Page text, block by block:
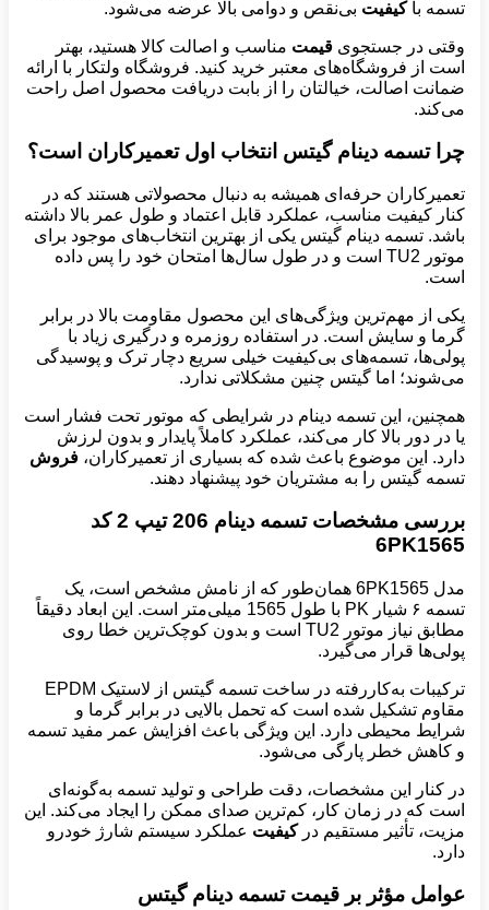
تسمه باکیفیت بی‌نقص و دوامی بالا عرضه می‌شود.
وقتی در جستجوی قیمت مناسب و اصالت کالا هستید، بهتر
است از فروشگاه‌های معتبر خرید کنید. فروشگاه ولتکار با ارائه
ضمانت اصالت، خیالتان را از بابت دریافت محصول اصل راحت
می‌کند.
چرا تسمه دینام گیتس انتخاب اول تعمیرکاران است؟
تعمیرکاران حرفه‌ای همیشه به دنبال محصولاتی هستند که در
کنار کیفیت مناسب، عملکرد قابل اعتماد و طول عمر بالا داشته
باشد. تسمه دینام گیتس یکی از بهترین انتخاب‌های موجود برای
موتور TU2 است و در طول سال‌ها امتحان خود را پس داده
است.
یکی از مهم‌ترین ویژگی‌های این محصول مقاومت بالا در برابر
گرما و سایش است. در استفاده روزمره و درگیری زیاد با
پولی‌ها، تسمه‌های بی‌کیفیت خیلی سریع دچار ترک و پوسیدگی
می‌شوند؛ اما گیتس چنین مشکلاتی ندارد.
همچنین، این تسمه دینام در شرایطی که موتور تحت فشار است
یا در دور بالا کار می‌کند، عملکرد کاملاً پایدار و بدون لرزش
دارد. این موضوع باعث شده که بسیاری از تعمیرکاران، فروش
تسمه گیتس را به مشتریان خود پیشنهاد دهند.
بررسی مشخصات تسمه دینام 206 تیپ 2 کد
6PK1565
مدل 6PK1565 همان‌طور که از نامش مشخص است، یک
تسمه ۶ شیار PK با طول 1565 میلی‌متر است. این ابعاد دقیقاً
مطابق نیاز موتور TU2 است و بدون کوچک‌ترین خطا روی
پولی‌ها قرار می‌گیرد.
ترکیبات به‌کاررفته در ساخت تسمه گیتس از لاستیک EPDM
مقاوم تشکیل شده است که تحمل بالایی در برابر گرما و
شرایط محیطی دارد. این ویژگی باعث افزایش عمر مفید تسمه
و کاهش خطر پارگی می‌شود.
در کنار این مشخصات، دقت طراحی و تولید تسمه به‌گونه‌ای
است که در زمان کار، کم‌ترین صدای ممکن را ایجاد می‌کند. این
مزیت، تأثیر مستقیم درکیفیت عملکرد سیستم شارژ خودرو
دارد.
عوامل مؤثر بر قیمت تسمه دینام گیتس